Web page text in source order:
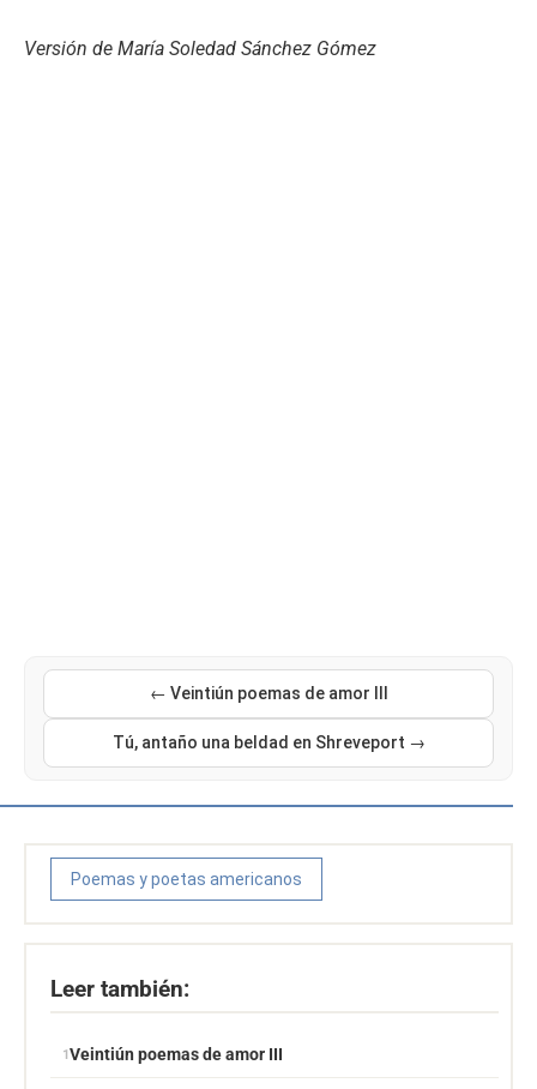
Versión de María Soledad Sánchez Gómez
← Veintiún poemas de amor III
Tú, antaño una beldad en Shreveport →
Poemas y poetas americanos
Leer también:
Veintiún poemas de amor III